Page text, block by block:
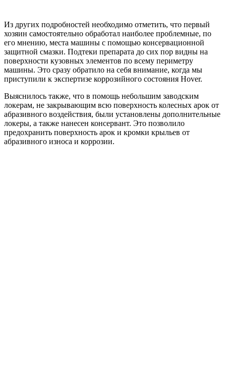
Из других подробностей необходимо отметить, что первый
хозяин самостоятельно обработал наиболее проблемные, по
его мнению, места машины с помощью консервационной
защитной смазки. Подтеки препарата до сих пор видны на
поверхности кузовных элементов по всему периметру
машины. Это сразу обратило на себя внимание, когда мы
приступили к экспертизе коррозийного состояния Hover.
Выяснилось также, что в помощь небольшим заводским
локерам, не закрывающим всю поверхность колесных арок от
абразивного воздействия, были установлены дополнительные
локеры, а также нанесен консервант. Это позволило
предохранить поверхность арок и кромки крыльев от
абразивного износа и коррозии.